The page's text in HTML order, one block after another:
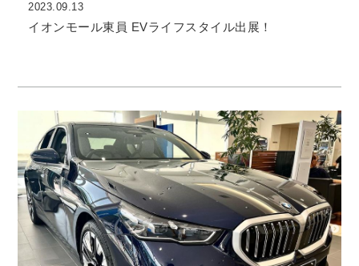
2023.09.13
イオンモール東員 EVライフスタイル出展！